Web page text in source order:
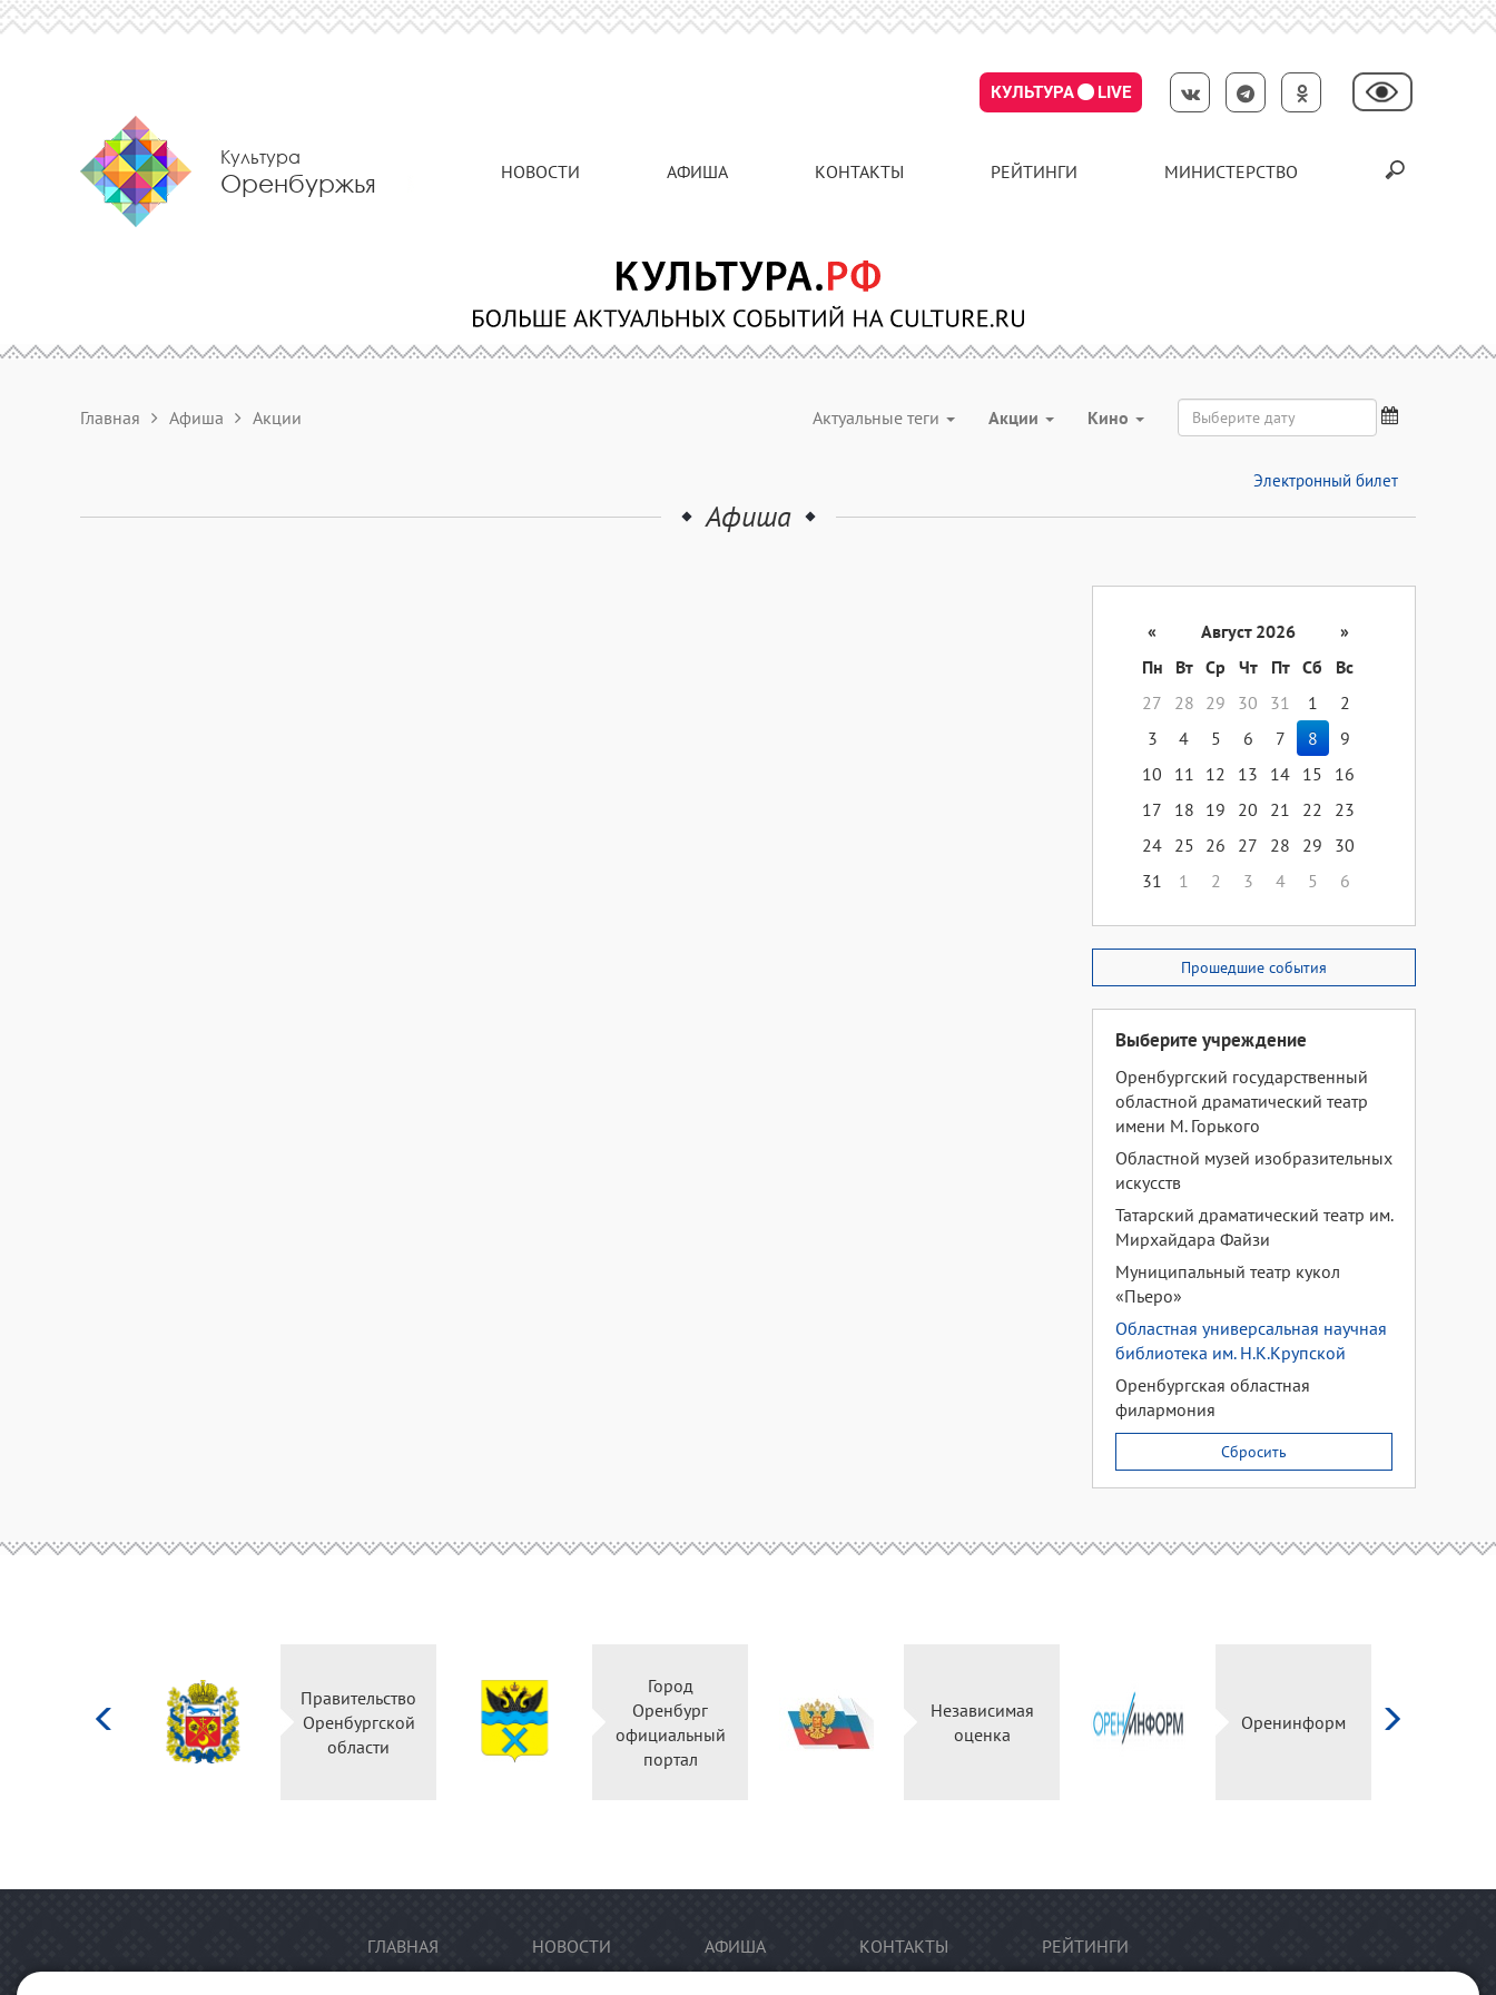
КУЛЬТУРА LIVE
Культура
Оренбуржья НОВОСТИ АФИША КОНТАКТЫ РЕЙТИНГИ МИНИСТЕРСТВО
Главная Афиша Акции Актуальные теги Акции Кино
Электронный билет
Афиша
« Август 2026
»
Пн
Вт Ср Чт Пт Сб
Вс
27
28 29 30 31 1
2
3
4 5 6 7 8
9
10
11 12 13 14 15
16
17
18 19 20 21 22
23
24 25 26 27 28 29
30
31
1 2 3 4 5 6
Прошедшие события
Выберите учреждение
Оренбургский государственный
областной драматический театр
имени М. Горького
Областной музей изобразительных
искусств
Татарский драматический театр им.
Мирхайдара Файзи
Муниципальный театр кукол
«Пьеро»
Областная универсальная научная
библиотека им. Н.К.Крупской
Оренбургская областная
филармония
Сбросить
Правительство
Оренбургской
области
Город
Оренбург
официальный
портал
Независимая
оценка
Оренинформ
ГЛАВНАЯ НОВОСТИ АФИША КОНТАКТЫ РЕЙТИНГИ